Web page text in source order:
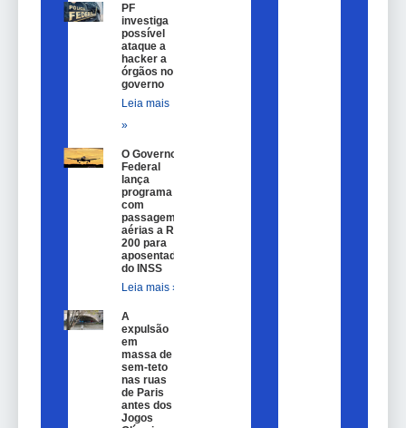
PF
investiga
possível
ataque a
hacker a
órgãos no
governo
Leia mais
»
O Governo
Federal
lança
programa
com
passagem
aérias a R$
200 para
aposentados
do INSS
Leia mais »
A
expulsão
em
massa de
sem-teto
nas ruas
de Paris
antes dos
Jogos